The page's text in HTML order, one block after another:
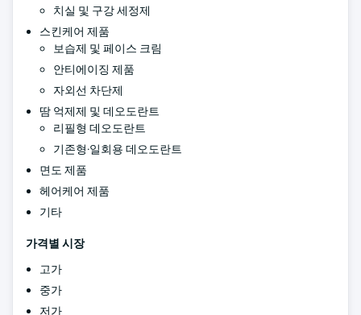
치실 및 구강 세정제
스킨케어 제품
보습제 및 페이스 크림
안티에이징 제품
자외선 차단제
땀 억제제 및 데오도란트
리필형 데오도란트
기존형·일회용 데오도란트
면도 제품
헤어케어 제품
기타
가격별 시장
고가
중가
저가